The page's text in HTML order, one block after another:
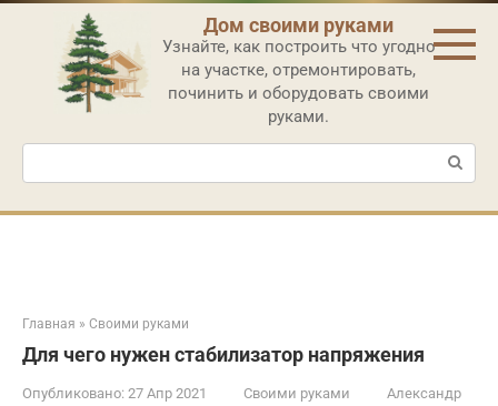
Перейти
контенту
Дом своими руками
Узнайте, как построить что угодно
на участке, отремонтировать,
починить и оборудовать своими
руками.
Поиск:
Главная » Своими руками
Для чего нужен стабилизатор напряжения
Опубликовано: 27 Апр 2021 Своими руками
Александр